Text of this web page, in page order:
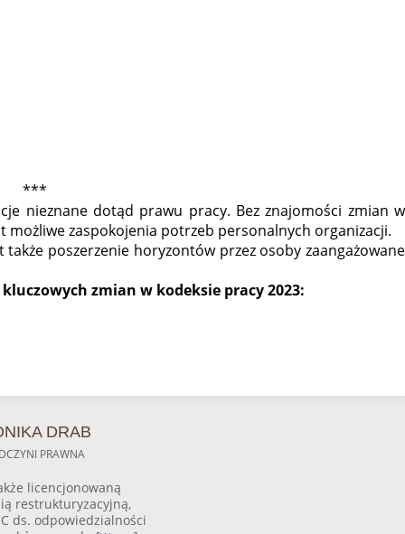
***
nieznane dotąd prawu pracy. Bez znajomości zmian w
zaspokojenia potrzeb personalnych organizacji.
poszerzenie horyzontów przez osoby zaangażowane
zmian w kodeksie pracy 2023:
DRAB
PRAWNA
licencjonowaną
restrukturyzacyjną,
ds. odpowiedzialności